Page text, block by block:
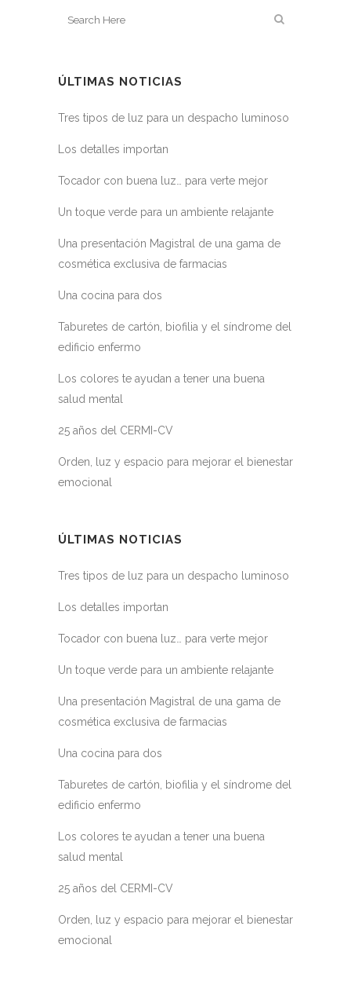
ÚLTIMAS NOTICIAS
Tres tipos de luz para un despacho luminoso
Los detalles importan
Tocador con buena luz… para verte mejor
Un toque verde para un ambiente relajante
Una presentación Magistral de una gama de
cosmética exclusiva de farmacias
Una cocina para dos
Taburetes de cartón, biofilia y el síndrome del
edificio enfermo
Los colores te ayudan a tener una buena
salud mental
25 años del CERMI-CV
Orden, luz y espacio para mejorar el bienestar
emocional
ÚLTIMAS NOTICIAS
Tres tipos de luz para un despacho luminoso
Los detalles importan
Tocador con buena luz… para verte mejor
Un toque verde para un ambiente relajante
Una presentación Magistral de una gama de
cosmética exclusiva de farmacias
Una cocina para dos
Taburetes de cartón, biofilia y el síndrome del
edificio enfermo
Los colores te ayudan a tener una buena
salud mental
25 años del CERMI-CV
Orden, luz y espacio para mejorar el bienestar
emocional